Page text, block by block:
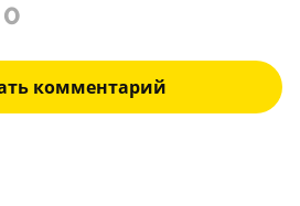
0
комментарий